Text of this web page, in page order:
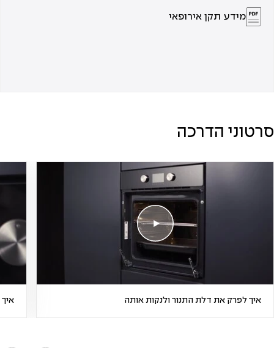
מידע תקן אירופאי
סרטוני הדרכה
איך לפרק את דלת התנור ולנקות אותה